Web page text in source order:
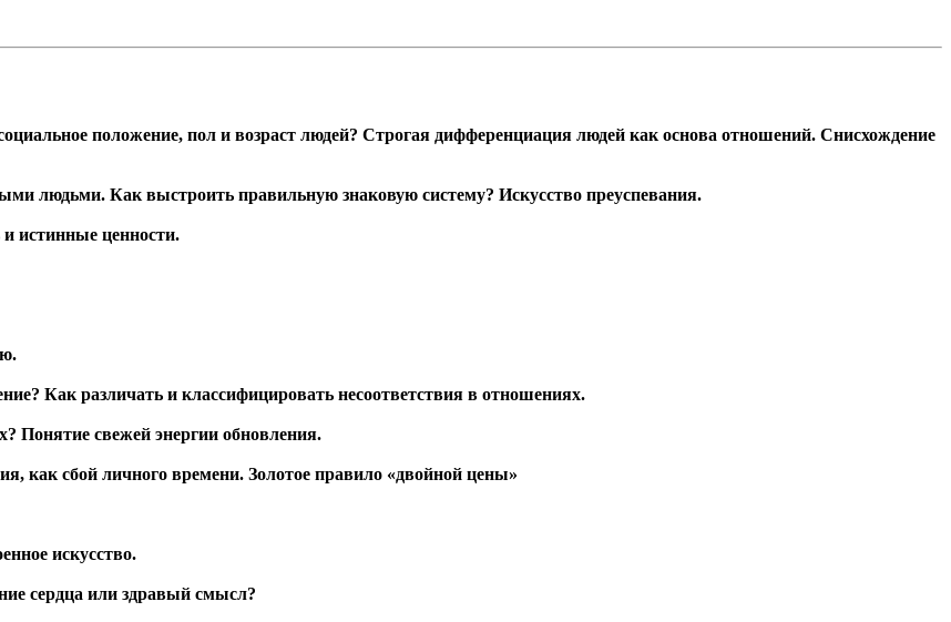
положение, пол и возраст людей? Строгая дифференциация людей как основа отношений. Снисхождение
людьми. Как выстроить правильную знаковую систему? Искусство преуспевания.
истинные ценности.
Как различать и классифицировать несоответствия в отношениях.
Понятие свежей энергии обновления.
как сбой личного времени. Золотое правило «двойной цены»
искусство.
сердца или здравый смысл?